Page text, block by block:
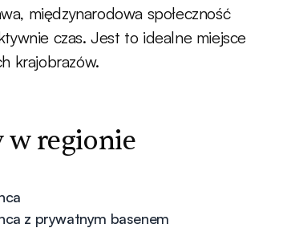
międzynarodowa społeczność
czas. Jest to idealne miejsce
krajobrazów.
w regionie
z prywatnym basenem